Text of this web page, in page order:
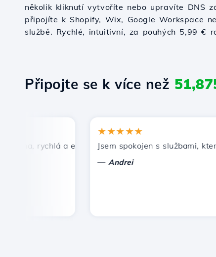
několik kliknutí vytvoříte nebo upravíte DNS
připojíte k Shopify, Wix, Google Workspace
službě. Rychlé, intuitivní, za pouhých 5,99 €
Připojte se k více než
rychlá a efektivní technická podpora.
★★★★★
Jsem spokojen s službami, které
Andrei